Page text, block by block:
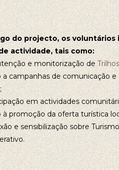
do projecto, os voluntários
actividade, tais como:
e monitorização de
a campanhas de comunicação
em actividades
à promoção da oferta turística
e sensibilização sobre